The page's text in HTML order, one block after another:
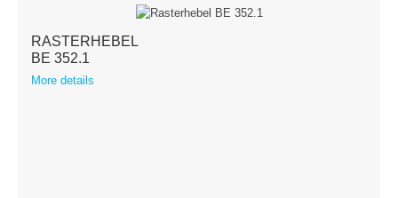
RASTERHEBEL
BE 352.1
More details